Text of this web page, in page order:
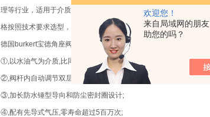
欢迎您！
来自局域网的朋
助您的吗？
理等行业，适用于介质为水，液体，中性气体，水蒸汽，轻微腐
格按照技术要求选型，确保有效安全使用。
德国burkert宝德角座阀安装以维护:
①,以水油气为介质,比同类竞争性产品长3百万次工作寿命;
②,阀杆内自动调节双层填料密封盖,气密性;
③,加长防水锤型导向和防尘密封圈设计;
④,配有先导式气压,零寿命超过5百万次;